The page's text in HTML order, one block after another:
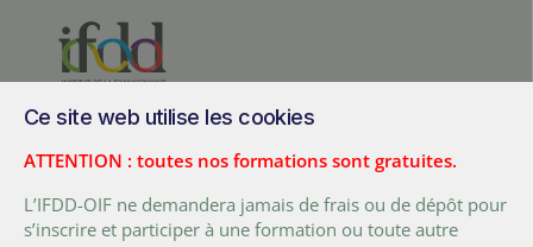
Canada
Tél. :+ (1) 418 692 5727
Fax :+ (1) 418 692 5644
Ce site web utilise les cookies
ATTENTION : toutes nos formations sont gratuites.
L’IFDD-OIF ne demandera jamais de frais ou de dépôt pour
s’inscrire et participer à une formation ou toute autre